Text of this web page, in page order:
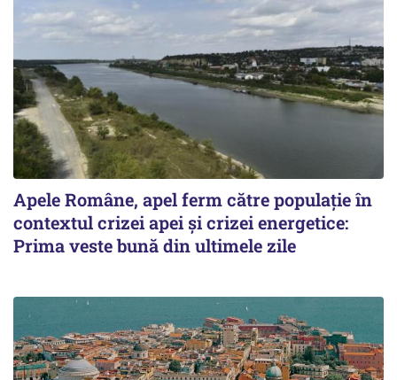
Apele Române, apel ferm către populație în
contextul crizei apei și crizei energetice:
Prima veste bună din ultimele zile